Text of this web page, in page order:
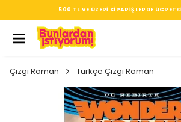
SEÇTIĞIN HER ÜRÜN,
Çizgi Roman Türkçe Çizgi Roman